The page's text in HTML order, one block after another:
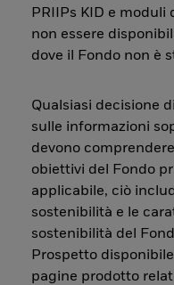
PRIIPs KID e
non essere
dove il Fondo non è
Qualsiasi decisione
sulle informazioni
devono
obiettivi del Fondo
applicabile, ciò
sostenibilità e le
sostenibilità del
Prospetto
pagine prodotto